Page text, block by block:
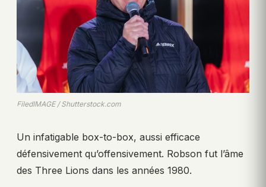
FiledIMAGE / Shutterstock.com
Un infatigable box-to-box, aussi efficace
défensivement qu’offensivement. Robson fut l’âme
des Three Lions dans les années 1980.